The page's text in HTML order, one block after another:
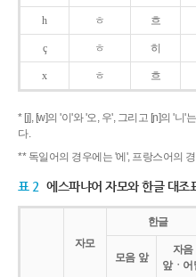
h ㅎ 흐
ç ㅎ 히
x ㅎ 흐
* [j], [w]의 '이'와 '오, 우', 그리고 [ɲ]의 '니
다.
** 독일어의 경우에는 '에', 프랑스어의
표 2 에스파냐어 자모와 한글 대조
자모
한글
모음 앞
자음
앞ㆍ어